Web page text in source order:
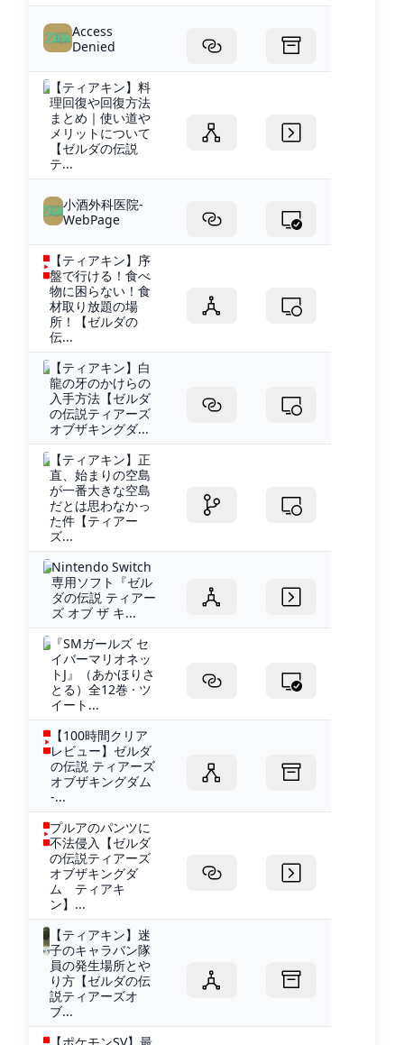
Access
Denied
【ティアキン】料
理回復や回復方法
まとめ｜使い道や
メリットについて
【ゼルダの伝説
テ...
小酒外科医院-
WebPage
【ティアキン】序
盤で行ける！食べ
物に困らない！食
材取り放題の場
所！【ゼルダの
伝...
【ティアキン】白
龍の牙のかけらの
入手方法【ゼルダ
の伝説ティアーズ
オブザキングダ...
【ティアキン】正
直、始まりの空島
が一番大きな空島
だとは思わなかっ
た件【ティアー
ズ...
Nintendo Switch
専用ソフト『ゼル
ダの伝説 ティアー
ズ オブ ザ キ...
『SMガールズ セ
イバーマリオネッ
トJ』（あかほりさ
とる）全12巻 · ツ
イート...
【100時間クリア
レビュー】ゼルダ
の伝説 ティアーズ
オブザキングダム
-...
プルアのパンツに
不法侵入【ゼルダ
の伝説ティアーズ
オブザキングダ
ム ティアキ
ン】...
【ティアキン】迷
子のキャラバン隊
員の発生場所とや
り方【ゼルダの伝
説ティアーズオ
ブ...